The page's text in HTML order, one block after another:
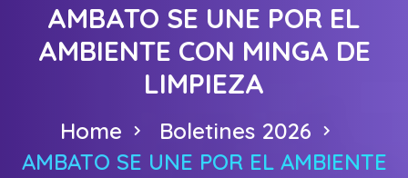
AMBATO SE UNE POR EL
AMBIENTE CON MINGA DE
LIMPIEZA
Home
Boletines 2026
AMBATO SE UNE POR EL AMBIENTE